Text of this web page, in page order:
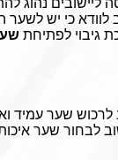
כי יש לשער
גיבוי לפתיחת
שער עמיד
לבחור שער